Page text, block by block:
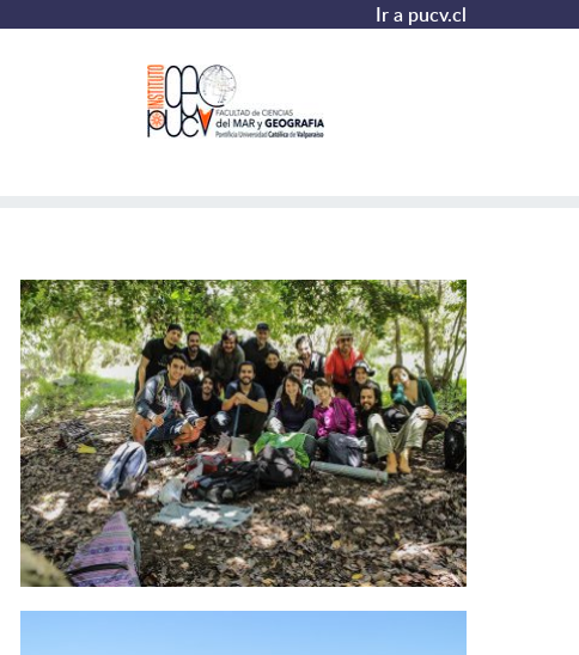
Ir a pucv.cl